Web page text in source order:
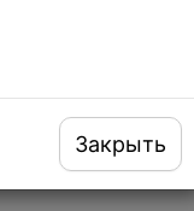
Закрыть
L 1,20 мм